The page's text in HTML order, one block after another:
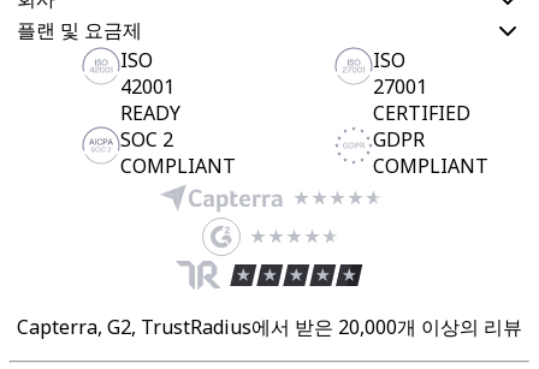
플랜 및 요금제
ISO
42001
READY
ISO
27001
CERTIFIED
SOC 2
COMPLIANT
GDPR
COMPLIANT
Capterra, G2, TrustRadius에서 받은 20,000개 이상의 리뷰